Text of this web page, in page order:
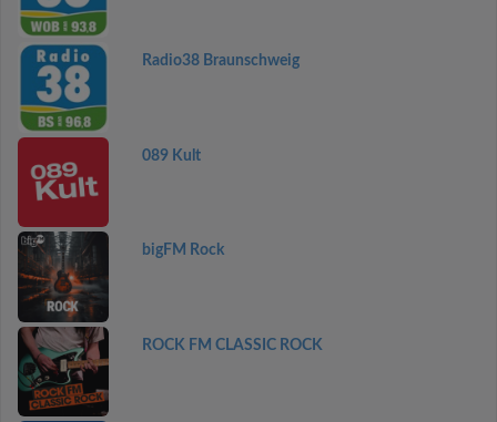
Radio38 Braunschweig
089 Kult
bigFM Rock
ROCK FM CLASSIC ROCK